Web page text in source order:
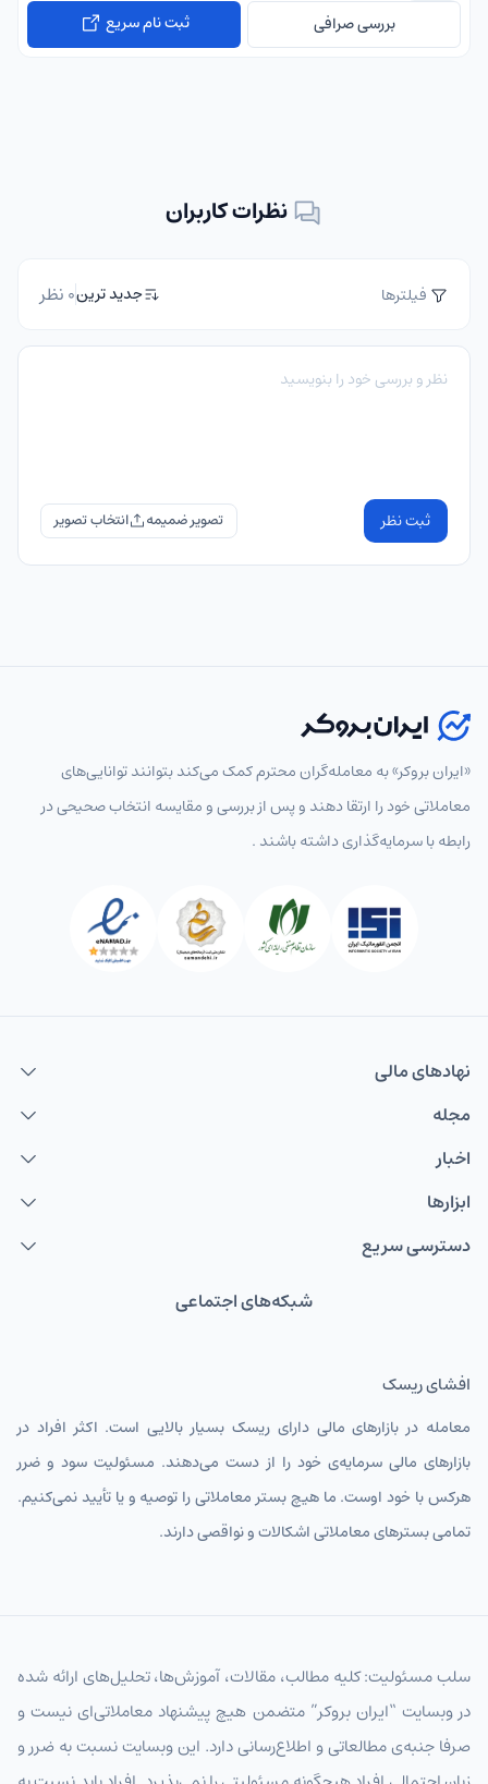
بررسی صرافی
ثبت نام سریع
نظرات کاربران
فیلترها جدید ترین0 نظر
ثبت نظر تصویر ضمیمه
«ایران بروکر» به معامله‌گران محترم کمک می‌کند بتوانند توانایی‌های
معاملاتی خود را ارتقا دهند و پس از بررسی و مقایسه انتخاب‌ صحیحی در
رابطه با سرمایه‌گذاری داشته باشند .
نهاد‌های مالی
مجله
اخبار
ابزارها
دسترسی سریع
شبکه‌های اجتماعی
افشای ریسک
معامله در بازارهای مالی دارای ریسک بسیار بالایی است. اکثر افراد در
بازارهای مالی سرمایه‌ی خود را از دست می‌دهند. مسئولیت سود و ضرر
هرکس با خود اوست. ما هیچ بستر معاملاتی را توصیه و یا تأیید نمی‌کنیم.
تمامی بسترهای معاملاتی اشکالات و نواقصی دارند.
سلب مسئولیت: کلیه مطالب، مقالات، آموزش‌ها، تحلیل‌های ارائه شده
در وبسایت “ایران بروکر” متضمن هیچ پیشنهاد معاملاتی‌ای نیست و
صرفا جنبه‌ی مطالعاتی و اطلاع‌رسانی دارد. این وبسایت نسبت به ضرر و